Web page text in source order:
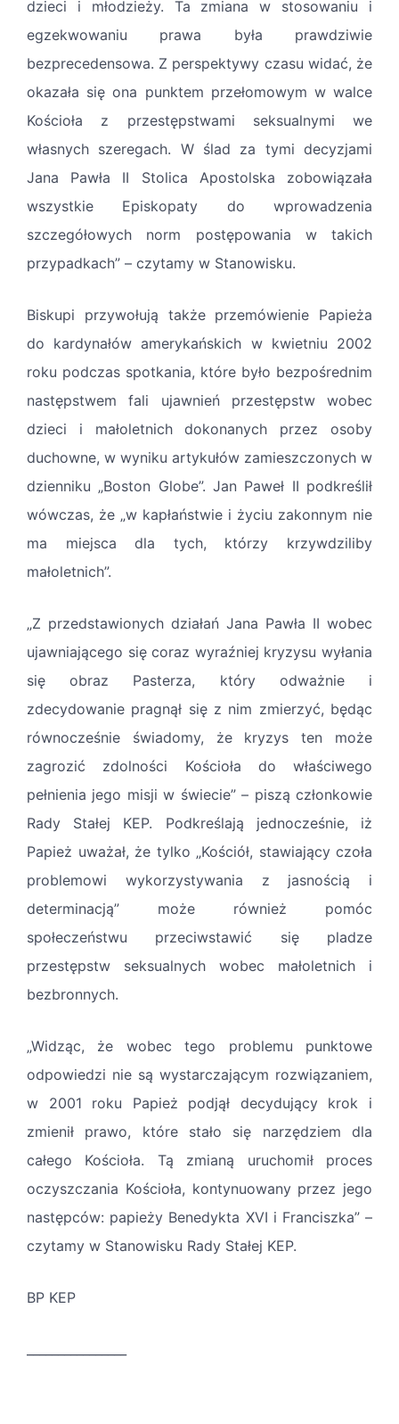
dzieci i młodzieży. Ta zmiana w stosowaniu i
egzekwowaniu prawa była prawdziwie
bezprecedensowa. Z perspektywy czasu widać, że
okazała się ona punktem przełomowym w walce
Kościoła z przestępstwami seksualnymi we
własnych szeregach. W ślad za tymi decyzjami
Jana Pawła II Stolica Apostolska zobowiązała
wszystkie Episkopaty do wprowadzenia
szczegółowych norm postępowania w takich
przypadkach” – czytamy w Stanowisku.
Biskupi przywołują także przemówienie Papieża
do kardynałów amerykańskich w kwietniu 2002
roku podczas spotkania, które było bezpośrednim
następstwem fali ujawnień przestępstw wobec
dzieci i małoletnich dokonanych przez osoby
duchowne, w wyniku artykułów zamieszczonych w
dzienniku „Boston Globe”. Jan Paweł II podkreślił
wówczas, że „w kapłaństwie i życiu zakonnym nie
ma miejsca dla tych, którzy krzywdziliby
małoletnich”.
„Z przedstawionych działań Jana Pawła II wobec
ujawniającego się coraz wyraźniej kryzysu wyłania
się obraz Pasterza, który odważnie i
zdecydowanie pragnął się z nim zmierzyć, będąc
równocześnie świadomy, że kryzys ten może
zagrozić zdolności Kościoła do właściwego
pełnienia jego misji w świecie” – piszą członkowie
Rady Stałej KEP. Podkreślają jednocześnie, iż
Papież uważał, że tylko „Kościół, stawiający czoła
problemowi wykorzystywania z jasnością i
determinacją” może również pomóc
społeczeństwu przeciwstawić się pladze
przestępstw seksualnych wobec małoletnich i
bezbronnych.
„Widząc, że wobec tego problemu punktowe
odpowiedzi nie są wystarczającym rozwiązaniem,
w 2001 roku Papież podjął decydujący krok i
zmienił prawo, które stało się narzędziem dla
całego Kościoła. Tą zmianą uruchomił proces
oczyszczania Kościoła, kontynuowany przez jego
następców: papieży Benedykta XVI i Franciszka” –
czytamy w Stanowisku Rady Stałej KEP.
BP KEP